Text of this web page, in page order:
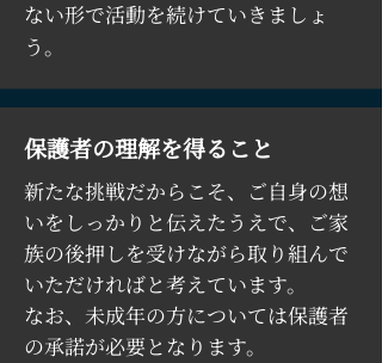
ない形で活動を続けていきましょ
う。
保護者の理解を得ること
新たな挑戦だからこそ、ご自身の想
いをしっかりと伝えたうえで、ご家
族の後押しを受けながら取り組んで
いただければと考えています。
なお、未成年の方については保護者
の承諾が必要となります。